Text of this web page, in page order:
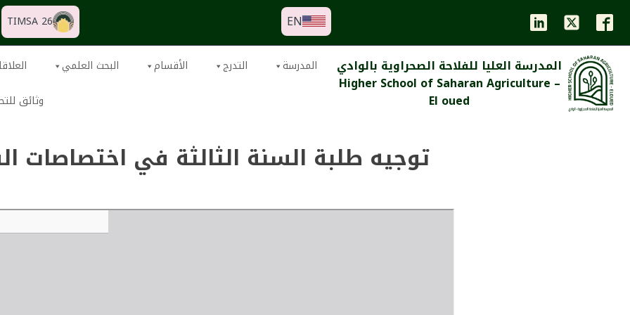
EN
TIMSA 26
المدرسة العليا للفلاحة الصحراوية بالوادي
Higher School of Saharan Agriculture –
El oued
المدرسة التدرج الأقسام البحث العلمي
وثائق
توجيه طلبة السنة الثالثة في اختصاصات